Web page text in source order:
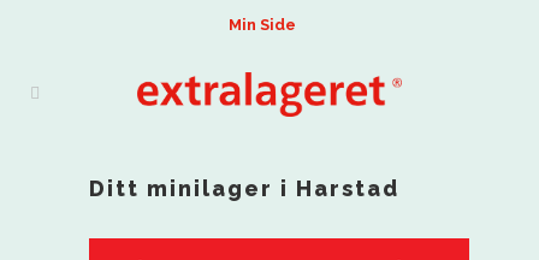
Min Side
Ditt minilager i Harstad